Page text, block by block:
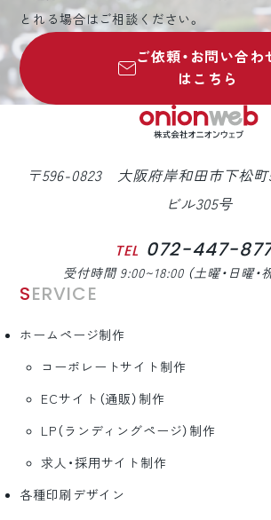
とれる場合はご相談ください。
ご依頼・お問い合わ
はこちら
〒596-0823 大阪府岸和田市下松町
ビル305号
TEL 072-447-
受付時間 9:00~18:00 （土曜・日曜・
SERVICE
ホームページ制作
コーポレートサイト制作
ECサイト（通販）制作
LP（ランディングページ）制作
求人・採用サイト制作
各種印刷デザイン